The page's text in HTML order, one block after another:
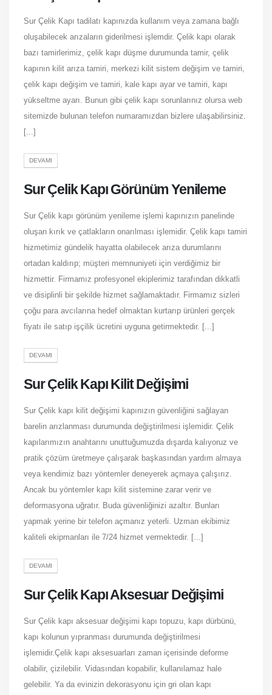
Sur Çelik Kapı tadilatı kapınızda kullanım veya zamana bağlı
oluşabilecek arızaların giderilmesi işlemdir. Çelik kapı olarak
bazı tamirlerimiz, çelik kapı düşme durumunda tamir, çelik
kapının kilit arıza tamiri, merkezi kilit sistem değişim ve tamiri,
çelik kapı değişim ve tamiri, kale kapı ayar ve tamiri, kapı
yükseltme ayarı. Bunun gibi çelik kapı sorunlarınız olursa web
sitemizde bulunan telefon numaramızdan bizlere ulaşabilirsiniz.
[...]
DEVAMI
Sur Çelik Kapı Görünüm Yenileme
Sur Çelik kapı görünüm yenileme işlemi kapınızın panelinde
oluşan kırık ve çatlakların onarılması işlemidir. Çelik kapı tamiri
hizmetimiz gündelik hayatta olabilecek arıza durumlarını
ortadan kaldırıp; müşteri memnuniyeti için verdiğimiz bir
hizmettir. Firmamız profesyonel ekiplerimiz tarafından dikkatli
ve disiplinli bir şekilde hizmet sağlamaktadır. Firmamız sizleri
çoğu para avcılarına hedef olmaktan kurtarıp ürünleri gerçek
fiyatı ile satıp işçilik ücretini uyguna getirmektedir. [...]
DEVAMI
Sur Çelik Kapı Kilit Değişimi
Sur Çelik kapı kilit değişimi kapınızın güvenliğini sağlayan
barelin arızlanması durumunda değiştirilmesi işlemidir. Çelik
kapılarımızın anahtarını unuttuğumuzda dışarda kalıyoruz ve
pratik çözüm üretmeye çalışarak başkasından yardım almaya
veya kendimiz bazı yöntemler deneyerek açmaya çalışırız.
Ancak bu yöntemler kapı kilit sistemine zarar verir ve
deformasyona uğratır. Buda güvenliğinizi azaltır. Bunları
yapmak yerine bir telefon açmanız yeterli. Uzman ekibimiz
kaliteli ekipmanları ile 7/24 hizmet vermektedir. [...]
DEVAMI
Sur Çelik Kapı Aksesuar Değişimi
Sur Çelik kapı aksesuar değişimi kapı topuzu, kapı dürbünü,
kapı kolunun yıpranması durumunda değiştirilmesi
işlemidir.Çelik kapı aksesuarları zaman içerisinde deforme
olabilir, çizilebilir. Vidasından kopabilir, kullanılamaz hale
gelebilir. Ya da evinizin dekorasyonu için gri olan kapı